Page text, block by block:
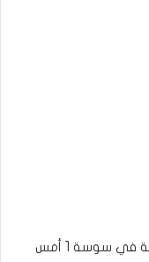
أذن قاضي التحقيق في المحكمة الإبتدائية في سوسة 1 أمس